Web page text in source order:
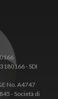
- SDI
No. A4747
- Società di